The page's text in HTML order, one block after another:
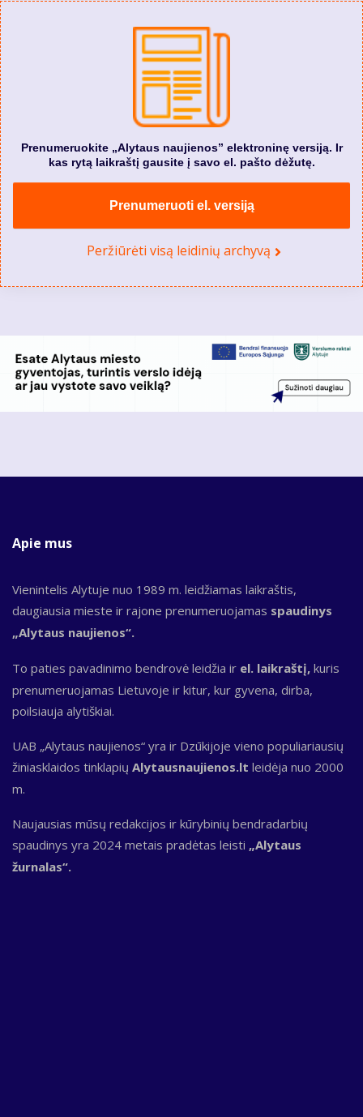
Prenumeruokite „Alytaus naujienos” elektroninę versiją. Ir
kas rytą laikraštį gausite į savo el. pašto dėžutę.
Prenumeruoti el. versiją
Peržiūrėti visą leidinių archyvą
Apie mus
Vienintelis Alytuje nuo 1989 m. leidžiamas laikraštis,
daugiausia mieste ir rajone prenumeruojamas spaudinys
„Alytaus naujienos“.
To paties pavadinimo bendrovė leidžia ir el. laikraštį, kuris
prenumeruojamas Lietuvoje ir kitur, kur gyvena, dirba,
poilsiauja alytiškiai.
UAB „Alytaus naujienos“ yra ir Dzūkijoje vieno populiariausių
žiniasklaidos tinklapių Alytausnaujienos.lt leidėja nuo 2000
m.
Naujausias mūsų redakcijos ir kūrybinių bendradarbių
spaudinys yra 2024 metais pradėtas leisti „Alytaus
žurnalas“.